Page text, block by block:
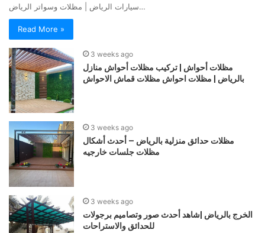
سيارات الرياض | مظلات وسواتر الرياض…
Read More »
3 weeks ago
مظلات أحواش | تركيب مظلات أحواش منازل
بالرياض | مظلات احواش مظلات قماش الاحواش
3 weeks ago
مظلات حدائق منزلية بالرياض – أحدث أشكال
مظلات جلسات خارجيه
3 weeks ago
الخرج بالرياض |شاهد أحدث صور وتصاميم برجولات
للحدائق والاستراحات